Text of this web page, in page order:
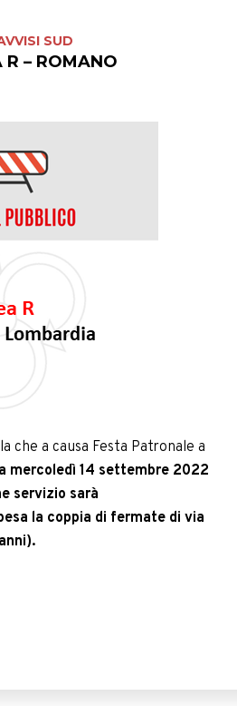
SUD
R – ROMANO
che a causa Festa Patronale a
mercoledì 14 settembre 2022
servizio sarà
la coppia di fermate di via
.